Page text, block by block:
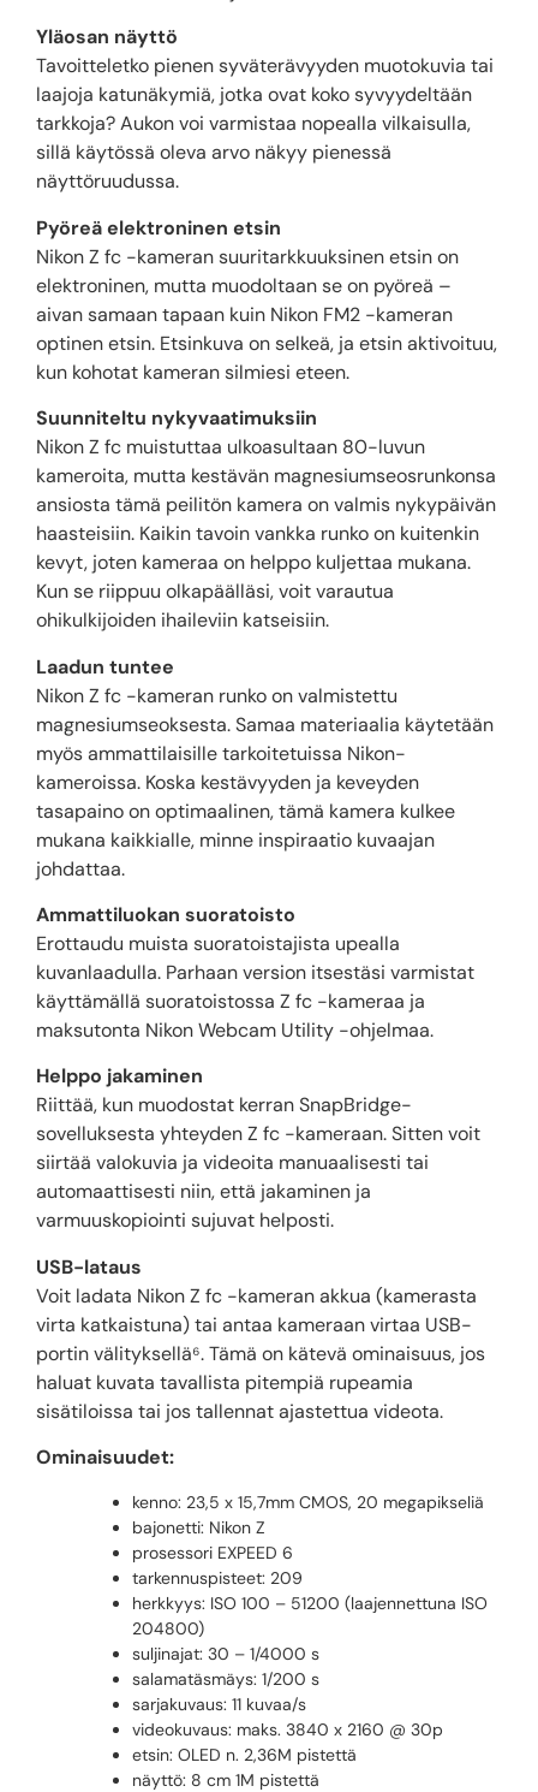
Yläosan näyttö
Tavoitteletko pienen syväterävyyden muotokuvia tai
laajoja katunäkymiä, jotka ovat koko syvyydeltään
tarkkoja? Aukon voi varmistaa nopealla vilkaisulla,
sillä käytössä oleva arvo näkyy pienessä
näyttöruudussa.
Pyöreä elektroninen etsin
Nikon Z fc -kameran suuritarkkuuksinen etsin on
elektroninen, mutta muodoltaan se on pyöreä –
aivan samaan tapaan kuin Nikon FM2 -kameran
optinen etsin. Etsinkuva on selkeä, ja etsin aktivoituu,
kun kohotat kameran silmiesi eteen.
Suunniteltu nykyvaatimuksiin
Nikon Z fc muistuttaa ulkoasultaan 80-luvun
kameroita, mutta kestävän magnesiumseosrunkonsa
ansiosta tämä peilitön kamera on valmis nykypäivän
haasteisiin. Kaikin tavoin vankka runko on kuitenkin
kevyt, joten kameraa on helppo kuljettaa mukana.
Kun se riippuu olkapäälläsi, voit varautua
ohikulkijoiden ihaileviin katseisiin.
Laadun tuntee
Nikon Z fc -kameran runko on valmistettu
magnesiumseoksesta. Samaa materiaalia käytetään
myös ammattilaisille tarkoitetuissa Nikon-
kameroissa. Koska kestävyyden ja keveyden
tasapaino on optimaalinen, tämä kamera kulkee
mukana kaikkialle, minne inspiraatio kuvaajan
johdattaa.
Ammattiluokan suoratoisto
Erottaudu muista suoratoistajista upealla
kuvanlaadulla. Parhaan version itsestäsi varmistat
käyttämällä suoratoistossa Z fc -kameraa ja
maksutonta Nikon Webcam Utility -ohjelmaa.
Helppo jakaminen
Riittää, kun muodostat kerran SnapBridge-
sovelluksesta yhteyden Z fc -kameraan. Sitten voit
siirtää valokuvia ja videoita manuaalisesti tai
automaattisesti niin, että jakaminen ja
varmuuskopiointi sujuvat helposti.
USB-lataus
Voit ladata Nikon Z fc -kameran akkua (kamerasta
virta katkaistuna) tai antaa kameraan virtaa USB-
portin välityksellä⁶. Tämä on kätevä ominaisuus, jos
haluat kuvata tavallista pitempiä rupeamia
sisätiloissa tai jos tallennat ajastettua videota.
Ominaisuudet:
kenno: 23,5 x 15,7mm CMOS, 20 megapikseliä
bajonetti: Nikon Z
prosessori EXPEED 6
tarkennuspisteet: 209
herkkyys: ISO 100 – 51200 (laajennettuna ISO
204800)
suljinajat: 30 – 1/4000 s
salamatäsmäys: 1/200 s
sarjakuvaus: 11 kuvaa/s
videokuvaus: maks. 3840 x 2160 @ 30p
etsin: OLED n. 2,36M pistettä
näyttö: 8 cm 1M pistettä